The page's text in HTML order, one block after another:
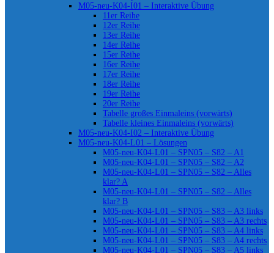
M05-neu-K04-I01 – Interaktive Übung
11er Reihe
12er Reihe
13er Reihe
14er Reihe
15er Reihe
16er Reihe
17er Reihe
18er Reihe
19er Reihe
20er Reihe
Tabelle großes Einmaleins (vorwärts)
Tabelle kleines Einmaleins (vorwärts)
M05-neu-K04-I02 – Interaktive Übung
M05-neu-K04-L01 – Lösungen
M05-neu-K04-L01 – SPN05 – S82 – A1
M05-neu-K04-L01 – SPN05 – S82 – A2
M05-neu-K04-L01 – SPN05 – S82 – Alles
klar? A
M05-neu-K04-L01 – SPN05 – S82 – Alles
klar? B
M05-neu-K04-L01 – SPN05 – S83 – A3 links
M05-neu-K04-L01 – SPN05 – S83 – A3 rechts
M05-neu-K04-L01 – SPN05 – S83 – A4 links
M05-neu-K04-L01 – SPN05 – S83 – A4 rechts
M05-neu-K04-L01 – SPN05 – S83 – A5 links